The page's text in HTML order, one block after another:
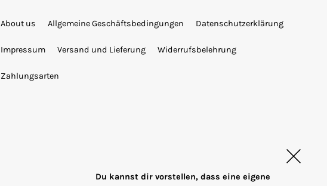
About us Allgemeine Geschäftsbedingungen Datenschutzerklärung
Impressum Versand und Lieferung Widerrufsbelehrung
Zahlungsarten
Du kannst dir vorstellen, dass eine eigene